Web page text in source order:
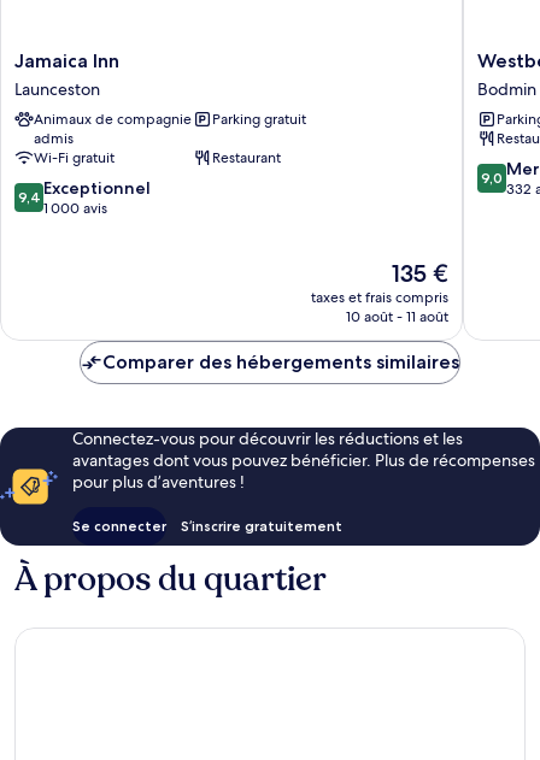
réduite
mobilité
réduite
Jamaica
Inn
Launceston
Jamaica Inn
Launceston
Animaux de compagnie
admis
Parking gratuit
Wi-Fi gratuit
Restaurant
9.4
sur
9,4 Exceptionnel
1 000 avis
Le
nouveau
prix
de
135 €
taxes et frais compris
10 août - 11 août
Hotel
Bodmin
Bodmin
9.0
sur
9,0
332
Comparer des hébergements similaires
Connectez-vous pour découvrir les réductions et les
avantages dont vous pouvez bénéficier. Plus de récompenses
pour plus d’aventures !
Se connecter S’inscrire gratuitement
À propos du quartier